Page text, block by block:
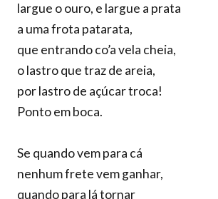
largue o ouro, e largue a prata
a uma frota patarata,
que entrando co’a vela cheia,
o lastro que traz de areia,
por lastro de açúcar troca!
Ponto em boca.
Se quando vem para cá
nenhum frete vem ganhar,
quando para lá tornar